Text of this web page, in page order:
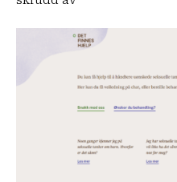
har
bidratt
nytt
for
forebygge
overgrep